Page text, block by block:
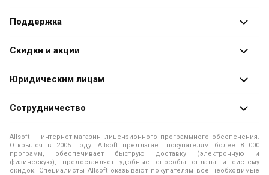
Каталог программ
Поддержка
Оплата заказов
Доставка заказа
Помощь
Правила продажи
Политика использования файлов Cookie
Скидки и акции
Специальные
Юридическим лицам
Продажа программ юридическим лицам
О лицензировании программного обеспечения
Программы для компьютера
Контакты
Сотрудничество
О магазине
Адреса и телефоны
Allsoft — интернет-магазин лицензионного программного обеспечения.
Открылся в 2005 году. Allsoft предлагает покупателям более 8 000
программ, обеспечивает быструю доставку (электронную и
физическую), предоставляет удобные способы оплаты и систему
скидок. Специалисты Allsoft оказывают покупателям все необходимые